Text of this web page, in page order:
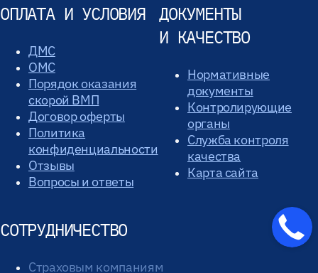
ОПЛАТА И УСЛОВИЯ
ДМС
ОМС
Порядок оказания
скорой ВМП
Договор оферты
Политика
конфиденциальности
Отзывы
Вопросы и ответы
ДОКУМЕНТЫ
И КАЧЕСТВО
Нормативные
документы
Контролирующие
органы
Служба контроля
качества
Карта сайта
СОТРУДНИЧЕСТВО
Страховым компаниям